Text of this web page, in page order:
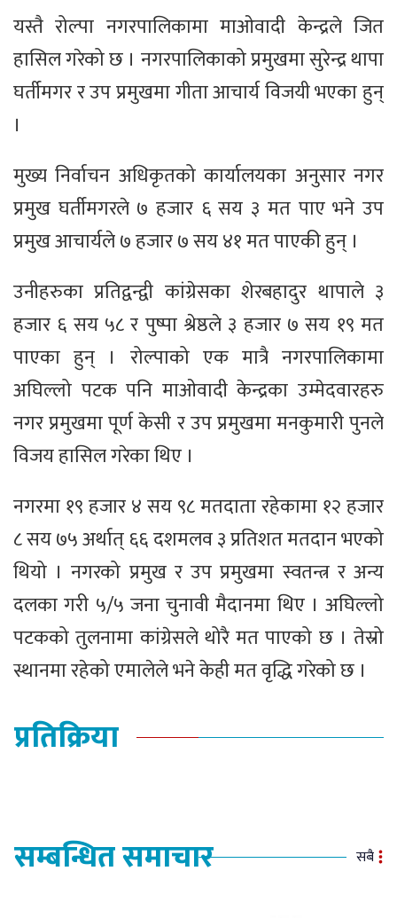
यस्तै रोल्पा नगरपालिकामा माओवादी केन्द्रले जित
हासिल गरेको छ । नगरपालिकाको प्रमुखमा सुरेन्द्र थापा
घर्तीमगर र उप प्रमुखमा गीता आचार्य विजयी भएका हुन्
।
मुख्य निर्वाचन अधिकृतको कार्यालयका अनुसार नगर
प्रमुख घर्तीमगरले ७ हजार ६ सय ३ मत पाए भने उप
प्रमुख आचार्यले ७ हजार ७ सय ४१ मत पाएकी हुन् ।
उनीहरुका प्रतिद्वन्द्वी कांग्रेसका शेरबहादुर थापाले ३
हजार ६ सय ५८ र पुष्पा श्रेष्ठले ३ हजार ७ सय १९ मत
पाएका हुन् । रोल्पाको एक मात्रै नगरपालिकामा
अघिल्लो पटक पनि माओवादी केन्द्रका उम्मेदवारहरु
नगर प्रमुखमा पूर्ण केसी र उप प्रमुखमा मनकुमारी पुनले
विजय हासिल गरेका थिए ।
नगरमा १९ हजार ४ सय ९८ मतदाता रहेकामा १२ हजार
८ सय ७५ अर्थात् ६६ दशमलव ३ प्रतिशत मतदान भएको
थियो । नगरको प्रमुख र उप प्रमुखमा स्वतन्त्र र अन्य
दलका गरी ५/५ जना चुनावी मैदानमा थिए । अघिल्लो
पटकको तुलनामा कांग्रेसले थोरै मत पाएको छ । तेस्रो
स्थानमा रहेको एमालेले भने केही मत वृद्धि गरेको छ ।
प्रतिक्रिया
सम्बन्धित समाचार सबै